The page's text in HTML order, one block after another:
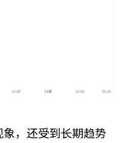
，还受到长期趋势